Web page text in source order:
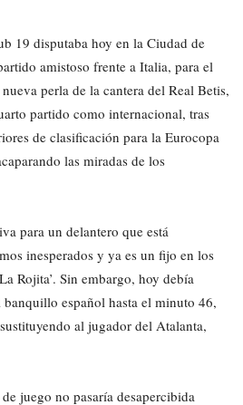
19 disputaba hoy en la Ciudad de
amistoso frente a Italia, para el
perla de la cantera del Real Betis,
partido como internacional, tras
de clasificación para la Eurocopa
las miradas de los
para un delantero que está
inesperados y ya es un fijo en los
Rojita’. Sin embargo, hoy debía
banquillo español hasta el minuto 46,
al jugador del Atalanta,
juego no pasaría desapercibida